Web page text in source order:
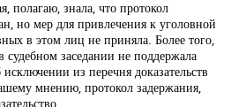
полагаю, знала, что протокол
но мер для привлечения к уголовной
в этом лиц не приняла. Более того,
судебном заседании не поддержала
из перечня доказательств
мнению, протокол задержания,